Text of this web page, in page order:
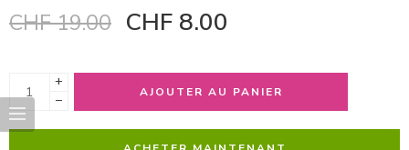
CHF19.00 CHF 8.00
+
−
AJOUTER AU PANIER